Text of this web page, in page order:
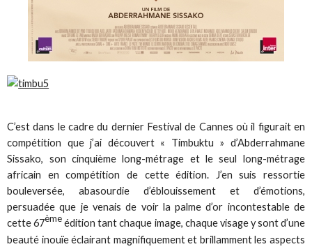
C’est dans le cadre du dernier Festival de Cannes où il figurait en
compétition que j’ai découvert « Timbuktu » d’Abderrahmane
Sissako, son cinquième long-métrage et le seul long-métrage
africain en compétition de cette édition. J’en suis ressortie
bouleversée, abasourdie d’éblouissement et d’émotions,
persuadée que je venais de voir la palme d’or incontestable de
cette 67èmeédition tant chaque image, chaque visage y sont d’une
beauté inouïe éclairant magnifiquement et brillamment les aspects